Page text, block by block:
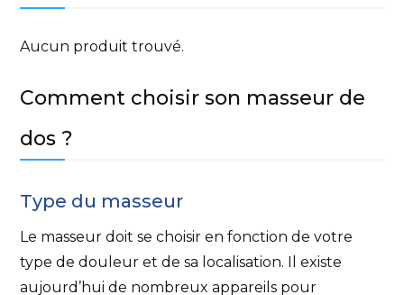
Aucun produit trouvé.
Comment choisir son masseur de
dos ?
Type du masseur
Le masseur doit se choisir en fonction de votre
type de douleur et de sa localisation. Il existe
aujourd’hui de nombreux appareils pour